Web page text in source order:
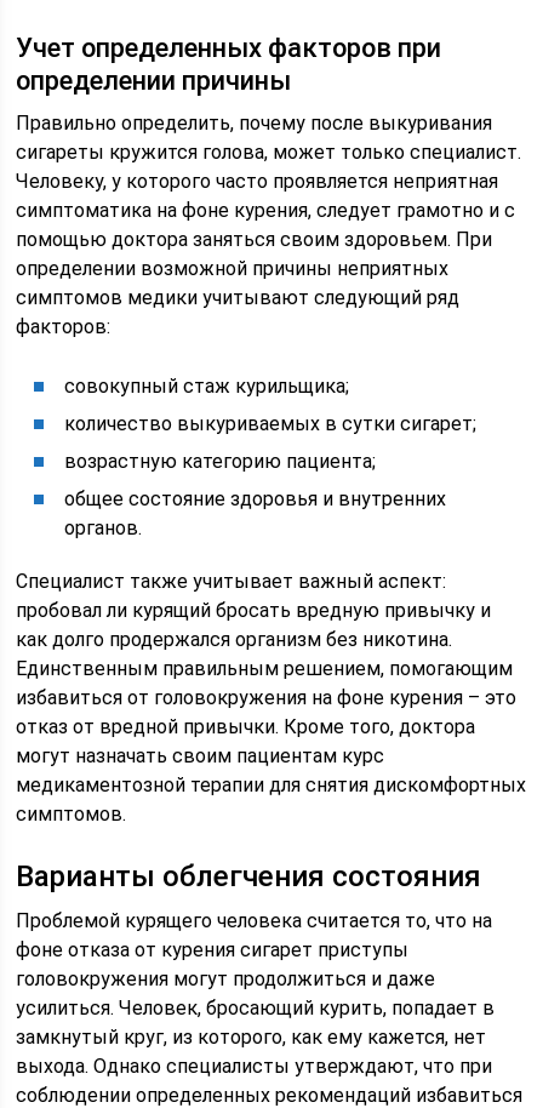
Учет определенных факторов при
определении причины
Правильно определить, почему после выкуривания
сигареты кружится голова, может только специалист.
Человеку, у которого часто проявляется неприятная
симптоматика на фоне курения, следует грамотно и с
помощью доктора заняться своим здоровьем. При
определении возможной причины неприятных
симптомов медики учитывают следующий ряд
факторов:
совокупный стаж курильщика;
количество выкуриваемых в сутки сигарет;
возрастную категорию пациента;
общее состояние здоровья и внутренних
органов.
Специалист также учитывает важный аспект:
пробовал ли курящий бросать вредную привычку и
как долго продержался организм без никотина.
Единственным правильным решением, помогающим
избавиться от головокружения на фоне курения – это
отказ от вредной привычки. Кроме того, доктора
могут назначать своим пациентам курс
медикаментозной терапии для снятия дискомфортных
симптомов.
Варианты облегчения состояния
Проблемой курящего человека считается то, что на
фоне отказа от курения сигарет приступы
головокружения могут продолжиться и даже
усилиться. Человек, бросающий курить, попадает в
замкнутый круг, из которого, как ему кажется, нет
выхода. Однако специалисты утверждают, что при
соблюдении определенных рекомендаций избавиться